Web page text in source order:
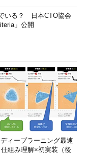
ループのメンバ
目次に戻る
する
名」と実行した場合
という動作になりま
いる？ 日本CTO協会
」公開
ィープラーニング最速
組み理解×初実装（後